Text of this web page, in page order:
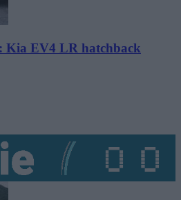
Kia EV4 LR hatchback